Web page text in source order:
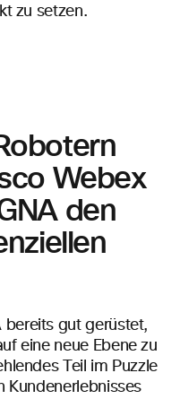
zu setzen.
Webex
den
bereits gut gerüstet,
eine neue Ebene zu
Teil im Puzzle
Kundenerlebnisses